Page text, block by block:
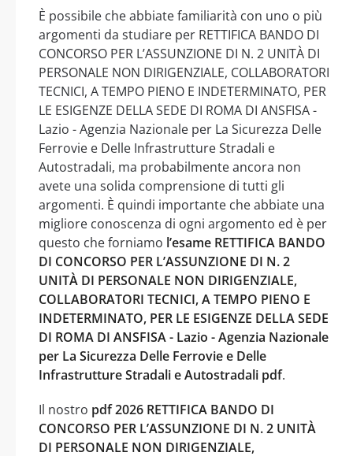
È possibile che abbiate familiarità con uno o più
argomenti da studiare per RETTIFICA BANDO DI
CONCORSO PER L’ASSUNZIONE DI N. 2 UNITÀ DI
PERSONALE NON DIRIGENZIALE, COLLABORATORI
TECNICI, A TEMPO PIENO E INDETERMINATO, PER
LE ESIGENZE DELLA SEDE DI ROMA DI ANSFISA -
Lazio - Agenzia Nazionale per La Sicurezza Delle
Ferrovie e Delle Infrastrutture Stradali e
Autostradali, ma probabilmente ancora non
avete una solida comprensione di tutti gli
argomenti. È quindi importante che abbiate una
migliore conoscenza di ogni argomento ed è per
questo che forniamo l’esame RETTIFICA BANDO
DI CONCORSO PER L’ASSUNZIONE DI N. 2
UNITÀ DI PERSONALE NON DIRIGENZIALE,
COLLABORATORI TECNICI, A TEMPO PIENO E
INDETERMINATO, PER LE ESIGENZE DELLA SEDE
DI ROMA DI ANSFISA - Lazio - Agenzia Nazionale
per La Sicurezza Delle Ferrovie e Delle
Infrastrutture Stradali e Autostradali pdf.
Il nostro pdf 2026 RETTIFICA BANDO DI
CONCORSO PER L’ASSUNZIONE DI N. 2 UNITÀ
DI PERSONALE NON DIRIGENZIALE,